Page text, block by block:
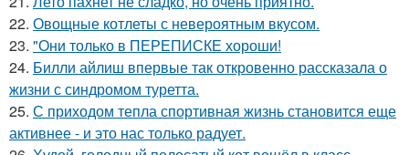
22. Овощные котлеты с невероятным вкусом.
23. "Они только в ПЕРЕПИСКЕ хороши!
24. Билли айлиш впервые так откровенно рассказала о
жизни с синдромом туретта.
25. С приходом тепла спортивная жизнь становится еще
активнее - и это нас только радует.